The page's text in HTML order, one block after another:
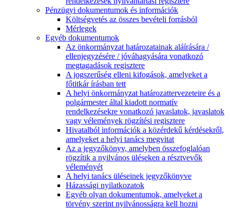
Pénzügyi dokumentumok és információk
Költségvetés az összes bevételi forrásból
Mérlegek
Egyéb dokumentumok
Az önkormányzat határozatainak aláírására /
ellenjegyzésére / jóváhagyására vonatkozó
megtagadások regisztere
A jogszerűség elleni kifogások, amelyeket a
főtitkár írásban tett
A helyi önkormányzat határozattervezeteire és a
polgármester által kiadott normatív
rendelkezésekre vonatkozó javaslatok, javaslatok
vagy vélemények rögzítési regisztere
Hivatalból információk a közérdekű kérdésekről,
amelyeket a helyi tanács megvitat
Az a jegyzőkönyv, amelyben összefoglalóan
rögzítik a nyilvános üléseken a résztvevők
véleményét
A helyi tanács üléseinek jegyzőkönyve
Házassági nyilatkozatok
Egyéb olyan dokumentumok, amelyeket a
törvény szerint nyilvánosságra kell hozni